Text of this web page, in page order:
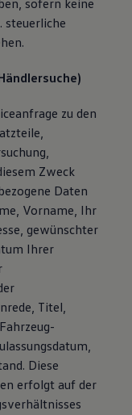
sofern keine
steuerliche
zu den
Zweck
Daten
Vorname, Ihr
gewünschter
Ihrer
Titel,
Diese
erfolgt auf der